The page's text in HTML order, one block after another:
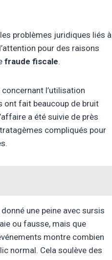
problèmes juridiques liés à
pour des raisons
fraude fiscale.
l’utilisation
ont fait beaucoup de bruit
a été suivie de près
compliqués pour
une peine avec sursis
ou fausse, mais que
montre combien
normal. Cela soulève des